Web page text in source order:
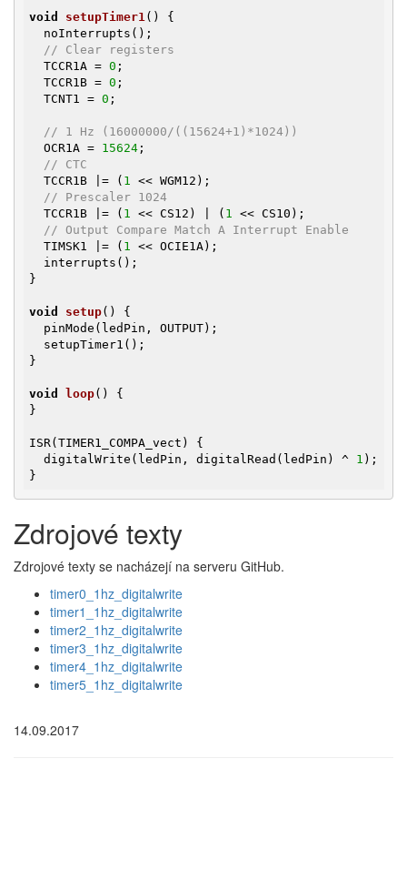
void setupTimer1 ()
{
// Clear registers
  TCCR1A =
0 ;
  TCCR1B =
0 ;
  TCNT1 =
0 ;
// 1 Hz (16000000/((15624+1)*1024))
  OCR1A =
15624 ;
// CTC
  TCCR1B |= (
1
<< WGM12);
// Prescaler 1024
  TCCR1B |= (
1 << CS12) | ( 1
<< CS10);
// Output Compare Match A Interrupt Enable
  TIMSK1 |= (
1
<< OCIE1A);
}
void setup()
{
}
void loop()
{
}
ISR(TIMER1_COMPA_vect) {
  digitalWrite(ledPin, digitalRead(ledPin) ^
1 );
}
Zdrojové texty
Zdrojové texty se nacházejí na serveru GitHub.
timer0_1hz_digitalwrite
timer1_1hz_digitalwrite
timer2_1hz_digitalwrite
timer3_1hz_digitalwrite
timer4_1hz_digitalwrite
timer5_1hz_digitalwrite
14.09.2017